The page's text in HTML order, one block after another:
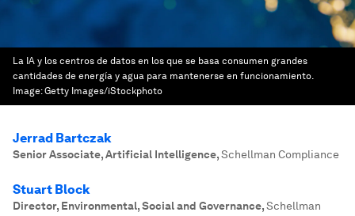
La IA y los centros de datos en los que se basa consumen grandes
cantidades de energía y agua para mantenerse en funcionamiento.
Image:Getty Images/iStockphoto
Jerrad Bartczak
Senior Associate, Artificial Intelligence,Schellman Compliance
Stuart Block
Director, Environmental, Social and Governance,Schellman